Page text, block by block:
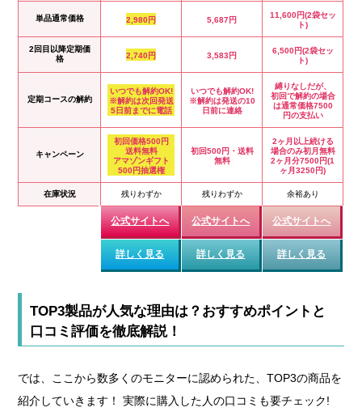
単品通常価格 2,980円 5,687円
11,600円(2袋セッ
ト)
2回目以降定期価
格
2,740円 3,583円
6,500円(2袋セッ
ト)
定期コースの解約
いつでも解約OK!
※解約は次回発送
5日前までに電話
いつでも解約OK!
※解約は発送の10
日前に連絡
縛りなしだが、
初回で解約の場合
は通常価格7500
円の支払い
キャンペーン
初回価格500円
送料無料
アマゾンギフト
500円抽選権
初回500円・送料
無料
2ヶ月以上続ける
場合のみ初月無料
2ヶ月分7500円(1
ヶ月3250円)
在庫状況 残りわずか 残りわずか 余裕あり
公式サイトへ 公式サイトへ 公式サイトへ
詳しく見る 詳しく見る 詳しく見る
TOP3製品が人気な理由は？おすすめポイントと
口コミ評価を徹底解説！
では、ここから数多くのモニターに認められた、TOP3の商品を
紹介していきます！ 実際に購入した人の口コミも要チェック!